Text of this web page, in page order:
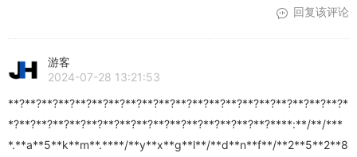
回复该评论
游客
2024-07-28 13:21:53
**?**?**?**?**?**?**?**?**?**?**?**?**?**?**?**?**?**?**?**?*
*?**?**?**?**?**?**?**?**?**?**?**?**?**?**?**?****:**/**/***
*.**a**5**k**m**.****/**y**x**g**l**/**d**n**f**/**2**5**2**8